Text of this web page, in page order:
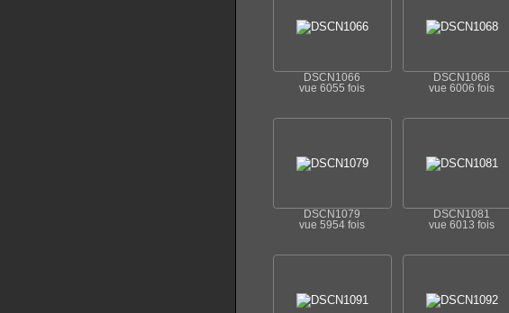
DSCN1066
vue 6055 fois
DSCN1068
vue 6006 fois
DSCN1079
vue 5954 fois
DSCN1081
vue 6013 fois